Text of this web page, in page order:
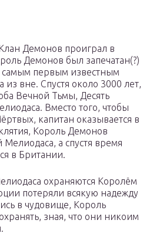
Демонов проиграл в
Демонов был запечатан(?)
самым первым известным
из вне. Спустя около 3000 лет,
Вечной Тьмы, Десять
Вместо того, чтобы
капитан оказывается в
Король Демонов
Мелиодаса, а спустя время
в Британии.
охраняются Королём
потеряли всякую надежду
в чудовище, Король
зная, что они никоим